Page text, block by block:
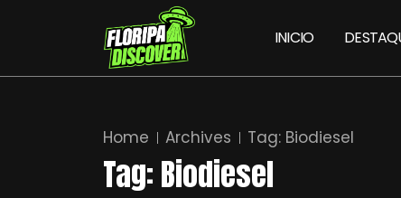
INICIO
Home Archives Tag: Biodiesel
Tag:Biodiesel